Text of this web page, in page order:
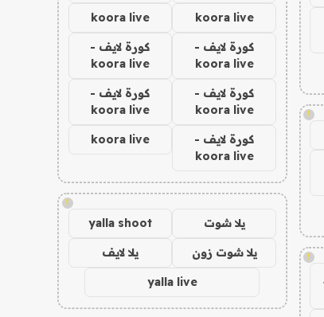
!
!
koora live
koora live
كورة لايف -
koora live
كورة لايف -
koora live
كورة لايف -
koora live
كورة لايف -
koora live
كورة لايف -
koora live
koora live
!
يلا شوت yalla shoot
يلا شوت زون يلا لايف
yalla live